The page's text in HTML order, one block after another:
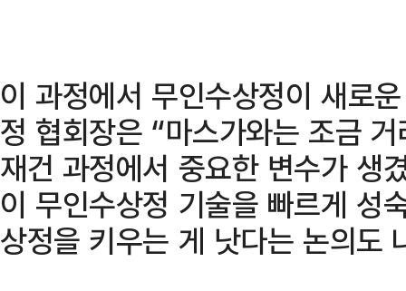
이 과정에서 무인수상정이 새로
정 협회장은 “마스가와는 조금
재건 과정에서 중요한 변수가 생
이 무인수상정 기술을 빠르게 성
상정을 키우는 게 낫다는 논의도